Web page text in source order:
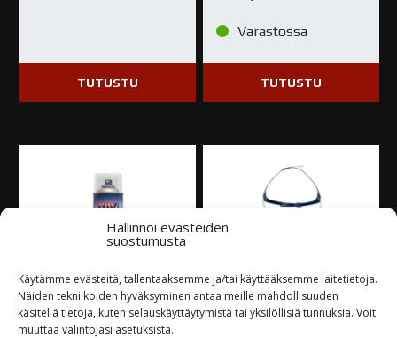
Hallinnoi evästeiden
suostumusta
Käytämme evästeitä, tallentaaksemme ja/tai käyttääksemme laitetietoja.
Näiden tekniikoiden hyväksyminen antaa meille mahdollisuuden
käsitellä tietoja, kuten selauskäyttäytymistä tai yksilöllisiä tunnuksia. Voit
muuttaa valintojasi asetuksista.
TUTUSTU
Varastossa
TUTUSTU
Henkilöauton
3M 06942 SUOJAIN